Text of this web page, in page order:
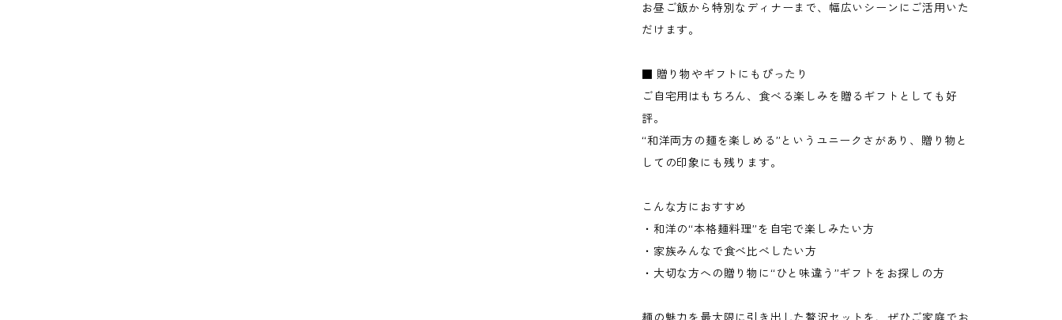
お昼ご飯から特別なディナーまで、幅広いシーンにご活用いた
だけます。
■ 贈り物やギフトにもぴったり
ご自宅用はもちろん、食べる楽しみを贈るギフトとしても好
評。
“和洋両方の麺を楽しめる”というユニークさがあり、贈り物と
しての印象にも残ります。
こんな方におすすめ
・和洋の“本格麺料理”を自宅で楽しみたい方
・家族みんなで食べ比べしたい方
・大切な方への贈り物に“ひと味違う”ギフトをお探しの方